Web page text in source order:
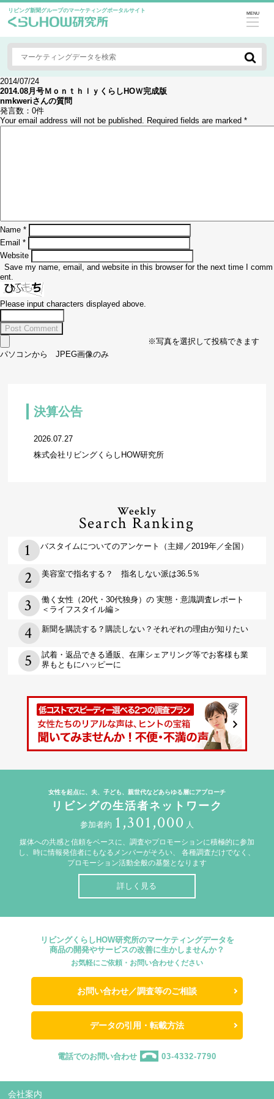
リビング新聞グループのマーケティングポータルサイト MENU
2014/07/24
2014.08月号ＭｏｎｔｈｌｙくらしHOＷ完成版
nmkweriさんの質問
発言数： 0件
Your email address will not be published. Required fields are marked *
Name *
Email *
Website
Save my name, email, and website in this browser for the next time I comm
ent.
Please input characters displayed above.
※写真を選択して投稿できます
パソコンから JPEG画像のみ
決算公告
2026.07.27
株式会社リビングくらしHOW研究所
Weekly
Search Ranking
バスタイムについてのアンケート（主婦／2019年／全国）
美容室で指名する？ 指名しない派は36.5％
働く女性（20代・30代独身）の 実態・意識調査レポート
＜ライフスタイル編＞
新聞を購読する？購読しない？それぞれの理由が知りたい
試着・返品できる通販、在庫シェアリング等でお客様も業
界もともにハッピーに
女性を起点に、夫、子ども、親世代などあらゆる層にアプローチ
リビングの生活者ネットワーク
参加者約 1,301,000 人
媒体への共感と信頼をベースに、調査やプロモーションに積極的に参加
し、時に情報発信者にもなるメンバーがそろい、
各種調査だけでなく、
プロモーション活動全般の基盤となります
詳しく見る
リビングくらしHOW研究所のマーケティングデータを
商品の開発やサービスの改善に生かしませんか？
お気軽にご依頼・お問い合わせください
お問い合わせ／調査等のご相談
データの引用・転載方法
電話でのお問い合わせ 03-4332-7790
会社案内